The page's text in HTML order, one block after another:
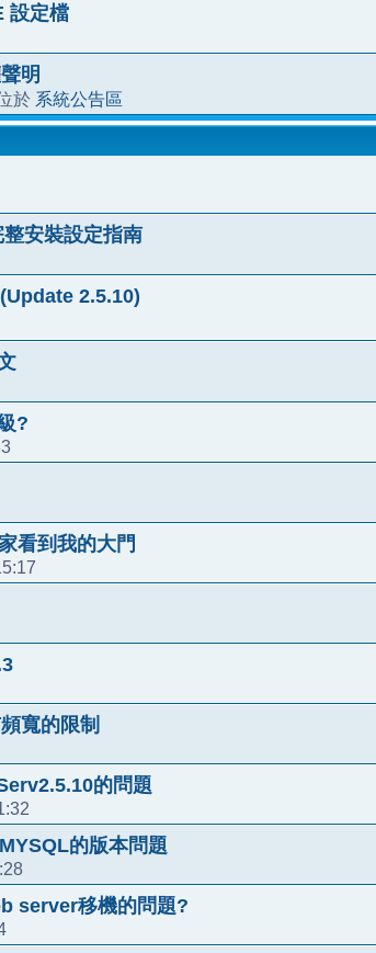
設定檔
明
於 系統公告區
安裝設定指南
2.5.10)
?
看到我的大門
寬的限制
的問題
的版本問題
server移機的問題?